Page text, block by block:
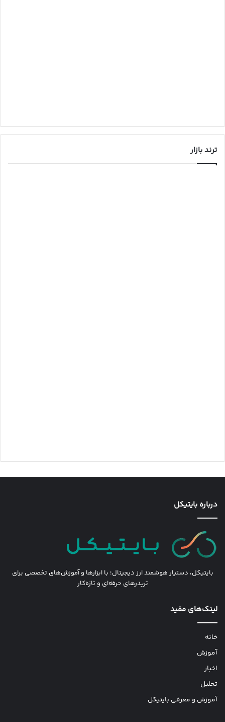
ترند بازار
درباره بایتیکل
بایتیکل، دستیار هوشمند ارز دیجیتال؛ با ابزارها و آموزش‌های تخصصی برای
تریدرهای حرفه‌ای و تازه‌کار
لینک‌های مفید
خانه
آموزش
اخبار
تحلیل
آموزش و معرفی بایتیکل